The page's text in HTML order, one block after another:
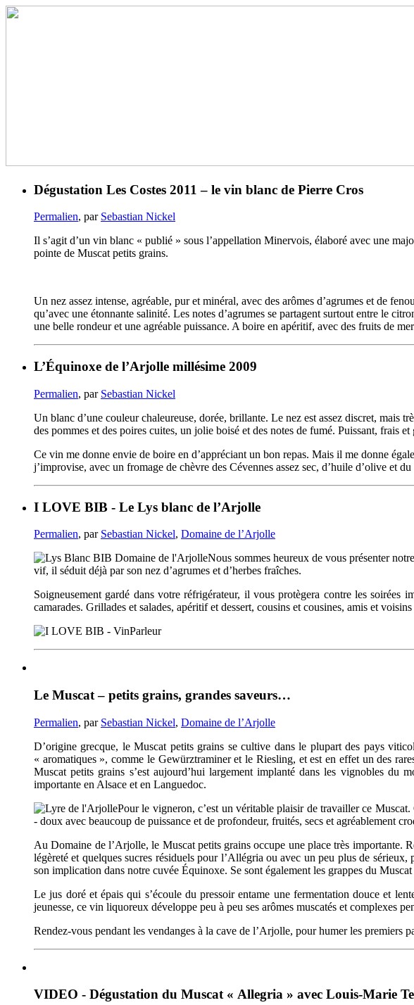
Dégustation Les Costes 2011 – le vin blanc de Pierre Cros
Permalien, par Sebastian Nickel
Il s’agit d’un vin blanc « publié » sous l’appellation Minervois, élaboré avec une
pointe de Muscat petits grains.
Un nez assez intense, agréable, pur et minéral, avec des arômes d’agrumes et de
qu’avec une étonnante salinité. Les notes d’agrumes se partagent surtout entre le
une belle rondeur et une agréable puissance. A boire en apéritif, avec des fruits de
L’Équinoxe de l’Arjolle millésime 2009
Permalien, par Sebastian Nickel
Un blanc d’une couleur chaleureuse, dorée, brillante. Le nez est assez discret, mais
des pommes et des poires cuites, un jolie boisé et des notes de fumé. Puissant, frais
Ce vin me donne envie de boire en d’appréciant un bon repas. Mais il me donne
j’improvise, avec un fromage de chèvre des Cévennes assez sec, d’huile d’olive et
I LOVE BIB - Le Lys blanc de l’Arjolle
Permalien, par Sebastian Nickel, Domaine de l’Arjolle
Nous sommes heureux de vous présenter
vif, il séduit déjà par son nez d’agrumes et d’herbes fraîches.
Soigneusement gardé dans votre réfrigérateur, il vous protègera contre les
camarades. Grillades et salades, apéritif et dessert, cousins et cousines, amis et
Le Muscat – petits grains, grandes saveurs…
Permalien, par Sebastian Nickel, Domaine de l’Arjolle
D’origine grecque, le Muscat petits grains se cultive dans le plupartdes pays
« aromatiques », comme le Gewürztramineret le Riesling, et est en effet un des
Muscat petits grains s’est aujourd’hui largement implanté dans les vignobles
importante en Alsace et en Languedoc.
Pour le vigneron, c’est un véritable plaisir de travailler ce
- doux avec beaucoup de puissance et de profondeur, fruités, secs et agréablement
Au Domaine de l’Arjolle, le Muscat petits grains occupe une place très importante.
légèreté et quelques sucres résiduels pour l’Allégria ou avec un peu plus de sérieux,
son implication dans notre cuvée Équinoxe. Se sont également les grappes du
Le jus doré et épais qui s’écoule du pressoir entame une fermentation douce et
jeunesse, ce vin liquoreux développe peu à peu ses arômes muscatés et complexes
Rendez-vous pendant les vendanges à la cave de l’Arjolle, pour humer les premiers
VIDEO - Dégustation du Muscat « Allegria » avec Louis-Marie